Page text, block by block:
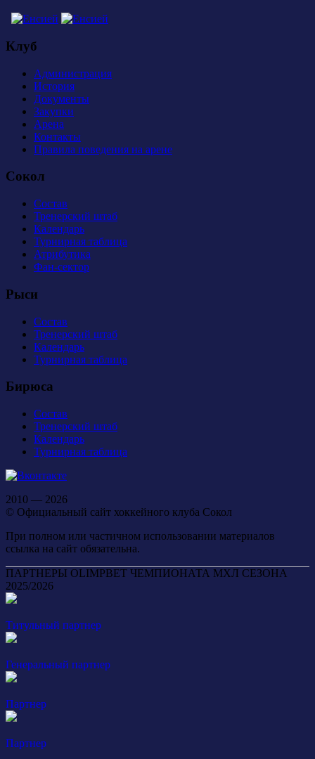
Клуб
Администрация
История
Документы
Закупки
Арена
Контакты
Правила поведения на арене
Сокол
Состав
Тренерский штаб
Календарь
Турнирная таблица
Атрибутика
Фан-сектор
Рыси
Состав
Тренерский штаб
Календарь
Турнирная таблица
Бирюса
Состав
Тренерский штаб
Календарь
Турнирная таблица
2010 — 2026
© Официальный сайт хоккейного клуба Сокол
При полном или частичном использовании материалов
ссылка на сайт обязательна.
ПАРТНЕРЫ OLIMPBET ЧЕМПИОНАТА МХЛ СЕЗОНА
2025/2026
Титульный партнер
Генеральный партнер
Партнер
Партнер